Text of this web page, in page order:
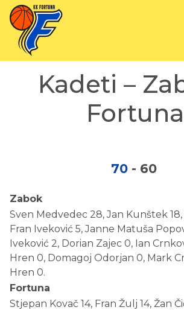
Kadeti –
Fortuna
70 - 60
Zabok
Sven Medvedec 28, Jan Kunštek 18,
Fran Iveković 5, Janne Matuša
Iveković 2, Dorian Zajec 0, Ian
Hren 0, Domagoj Odorjan 0, Mark
Hren 0.
Fortuna
Stjepan Kovač 14, Fran Žulj 14, Žan